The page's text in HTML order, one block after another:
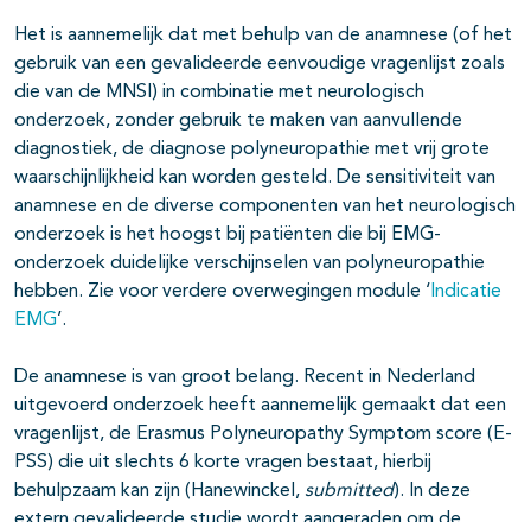
Het is aannemelijk dat met behulp van de anamnese (of het
gebruik van een gevalideerde eenvoudige vragenlijst zoals
die van de MNSI) in combinatie met neurologisch
onderzoek, zonder gebruik te maken van aanvullende
diagnostiek, de diagnose polyneuropathie met vrij grote
waarschijnlijkheid kan worden gesteld. De sensitiviteit van
anamnese en de diverse componenten van het neurologisch
onderzoek is het hoogst bij patiënten die bij EMG-
onderzoek duidelijke verschijnselen van polyneuropathie
hebben. Zie voor verdere overwegingen module ‘ Indicatie
EMG’.
De anamnese is van groot belang. Recent in Nederland
uitgevoerd onderzoek heeft aannemelijk gemaakt dat een
vragenlijst, de Erasmus Polyneuropathy Symptom score (E-
PSS) die uit slechts 6 korte vragen bestaat, hierbij
behulpzaam kan zijn (Hanewinckel, submitted). In deze